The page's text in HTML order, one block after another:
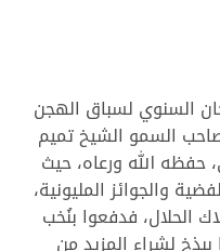
السنوي لسباق الهجن
السمو الشيخ تميم
حفظه الله ورعاه، حيث
والجوائز المليونية،
الحلال، فدفعوا بنُخب
لشراء المزيد من